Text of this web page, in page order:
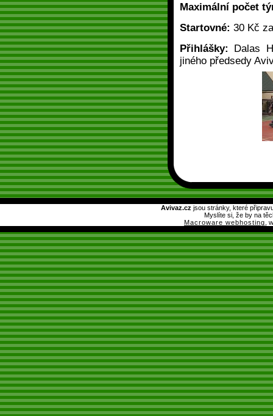
Maximální počet
Startovné: 30 Kč
Přihlášky:
Dalas
jiného předsedy
Avivaz.cz jsou stránky, které
Myslíte si, že by na
Macroware webhosting ,